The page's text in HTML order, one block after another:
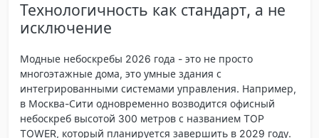
Технологичность как стандарт, а не
исключение
Модные небоскребы 2026 года - это не просто
многоэтажные дома, это умные здания с
интегрированными системами управления. Например,
в Москва-Сити одновременно возводится офисный
небоскреб высотой 300 метров с названием TOP
TOWER, который планируется завершить в 2029 году.